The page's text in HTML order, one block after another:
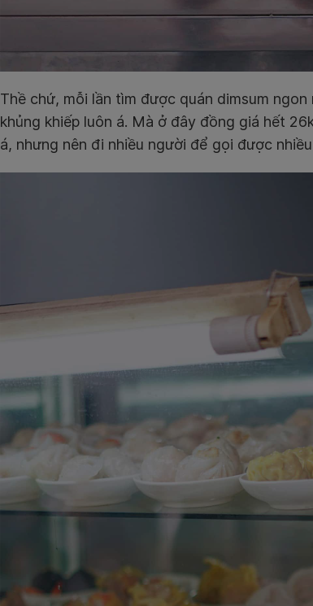
Thề chứ, mỗi lần tìm được quán dimsum
khủng khiếp luôn á. Mà ở đây đồng giá hết
á, nhưng nên đi nhiều người để gọi được